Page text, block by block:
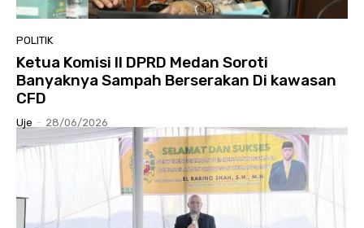
POLITIK
Ketua Komisi II DPRD Medan Soroti
Banyaknya Sampah Berserakan Di kawasan
CFD
Uje - 28/06/2026